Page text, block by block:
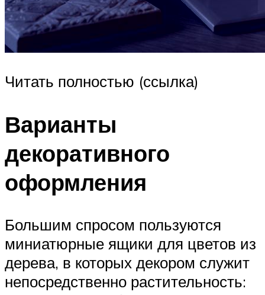
Читать полностью (ссылка)
Варианты
декоративного
оформления
Большим спросом пользуются
миниатюрные ящики для цветов из
дерева, в которых декором служит
непосредственно растительность: